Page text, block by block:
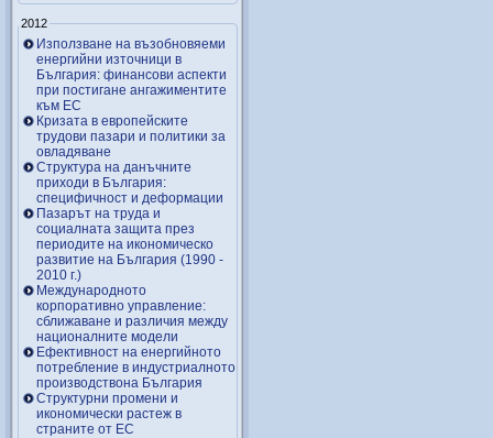
2012
Използване на възобновяеми
енергийни източници в
България: финансови аспекти
при постигане ангажиментите
към ЕС
Кризата в европейските
трудови пазари и политики за
овладяване
Структура на данъчните
приходи в България:
специфичност и деформации
Пазарът на труда и
социалната защита през
периодите на икономическо
развитие на България (1990 -
2010 г.)
Международното
корпоративно управление:
сближаване и различия между
националните модели
Ефективност на енергийното
потребление в индустриалното
производствона България
Структурни промени и
икономически растеж в
страните от ЕС